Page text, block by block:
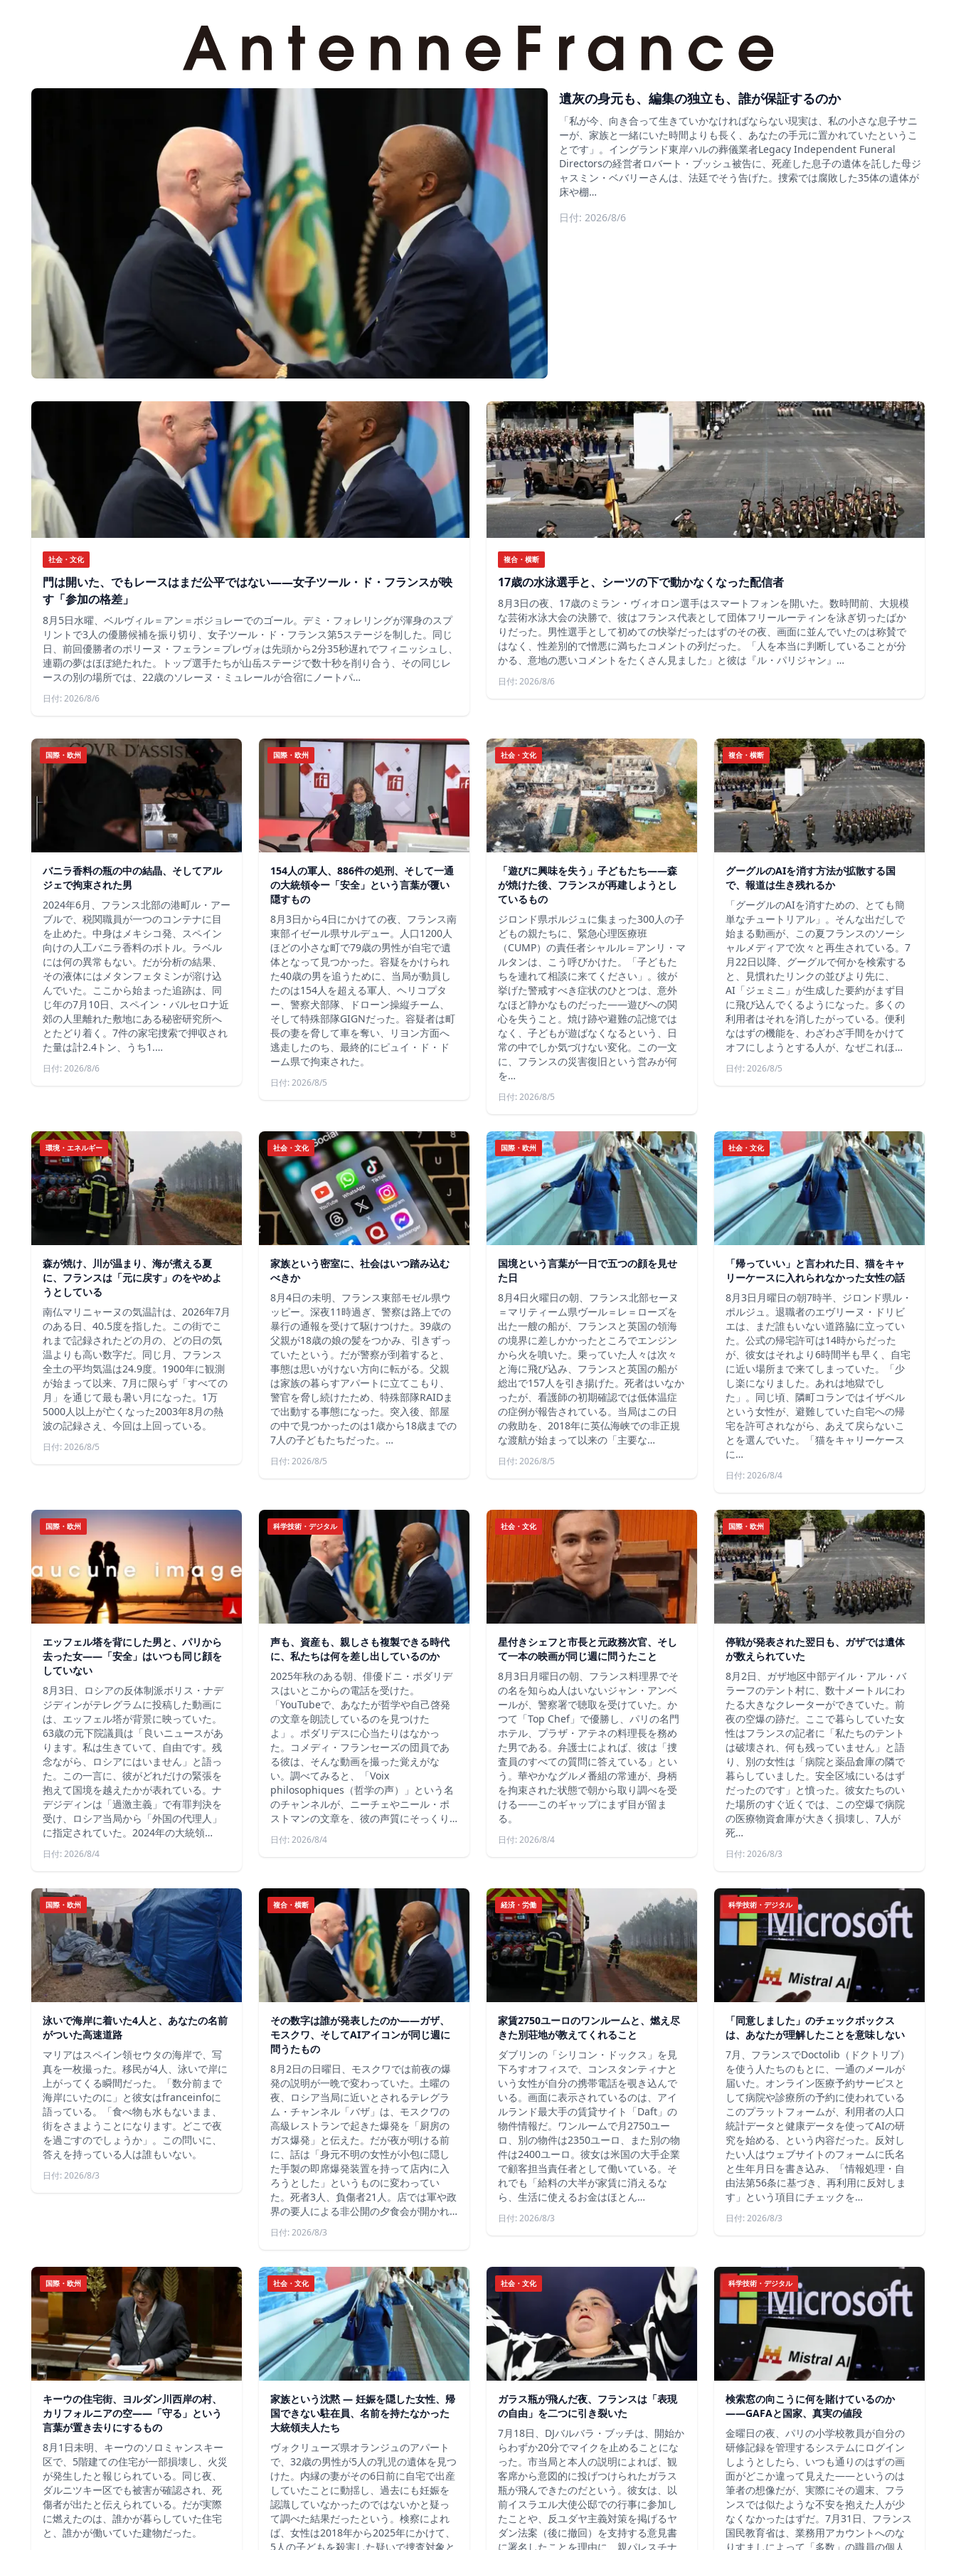
遺灰の身元も、編集の独立も、誰が保証するのか
「私が今、向き合って生きていかなければならない現実は、私の小さな息子サニ
ーが、家族と一緒にいた時間よりも長く、あなたの手元に置かれていたというこ
とです」。イングランド東岸ハルの葬儀業者Legacy Independent Funeral
Directorsの経営者ロバート・ブッシュ被告に、死産した息子の遺体を託した母ジ
ャスミン・ベバリーさんは、法廷でそう告げた。捜索では腐敗した35体の遺体が
床や棚…
日付: 2026/8/6
社会・文化
門は開いた、でもレースはまだ公平ではない――女子ツール・ド・フランスが映
す「参加の格差」
8月5日水曜、ベルヴィル＝アン＝ボジョレーでのゴール。デミ・フォレリングが渾身のスプ
リントで3人の優勝候補を振り切り、女子ツール・ド・フランス第5ステージを制した。同じ
日、前回優勝者のポリーヌ・フェラン＝プレヴォは先頭から2分35秒遅れでフィニッシュし、
連覇の夢はほぼ絶たれた。トップ選手たちが山岳ステージで数十秒を削り合う、その同じレ
ースの別の場所では、22歳のソレーヌ・ミュレールが合宿にノートパ…
日付: 2026/8/6
複合・横断
17歳の水泳選手と、シーツの下で動かなくなった配信者
8月3日の夜、17歳のミラン・ヴィオロン選手はスマートフォンを開いた。数時間前、大規模
な芸術水泳大会の決勝で、彼はフランス代表として団体フリールーティンを泳ぎ切ったばか
りだった。男性選手として初めての快挙だったはずのその夜、画面に並んでいたのは称賛で
はなく、性差別的で憎悪に満ちたコメントの列だった。「人を本当に判断していることが分
かる、意地の悪いコメントをたくさん見ました」と彼は『ル・パリジャン』…
日付: 2026/8/6
国際・欧州
バニラ香料の瓶の中の結晶、そしてアル
ジェで拘束された男
2024年6月、フランス北部の港町ル・アー
ブルで、税関職員が一つのコンテナに目
を止めた。中身はメキシコ発、スペイン
向けの人工バニラ香料のボトル。ラベル
には何の異常もない。だが分析の結果、
その液体にはメタンフェタミンが溶け込
んでいた。ここから始まった追跡は、同
じ年の7月10日、スペイン・バルセロナ近
郊の人里離れた敷地にある秘密研究所へ
とたどり着く。7件の家宅捜索で押収され
た量は計2.4トン、うち1.…
日付: 2026/8/6
国際・欧州
154人の軍人、886件の処刑、そして一通
の大統領令ー「安全」という言葉が覆い
隠すもの
8月3日から4日にかけての夜、フランス南
東部イゼール県サルデュー。人口1200人
ほどの小さな町で79歳の男性が自宅で遺
体となって見つかった。容疑をかけられ
た40歳の男を追うために、当局が動員し
たのは154人を超える軍人、ヘリコプタ
ー、警察犬部隊、ドローン操縦チーム、
そして特殊部隊GIGNだった。容疑者は町
長の妻を脅して車を奪い、リヨン方面へ
逃走したのち、最終的にピュイ・ド・ド
ーム県で拘束された。
日付: 2026/8/5
社会・文化
「遊びに興味を失う」子どもたち——森
が焼けた後、フランスが再建しようとし
ているもの
ジロンド県ポルジュに集まった300人の子
どもの親たちに、緊急心理医療班
（CUMP）の責任者シャルル＝アンリ・マ
ルタンは、こう呼びかけた。「子どもた
ちを連れて相談に来てください」。彼が
挙げた警戒すべき症状のひとつは、意外
なほど静かなものだった――遊びへの関
心を失うこと。焼け跡や避難の記憶では
なく、子どもが遊ばなくなるという、日
常の中でしか気づけない変化。この一文
に、フランスの災害復旧という営みが何
を…
日付: 2026/8/5
複合・横断
グーグルのAIを消す方法が拡散する国
で、報道は生き残れるか
「グーグルのAIを消すための、とても簡
単なチュートリアル」。そんな出だしで
始まる動画が、この夏フランスのソーシ
ャルメディアで次々と再生されている。7
月22日以降、グーグルで何かを検索する
と、見慣れたリンクの並びより先に、
AI「ジェミニ」が生成した要約がまず目
に飛び込んでくるようになった。多くの
利用者はそれを消したがっている。便利
なはずの機能を、わざわざ手間をかけて
オフにしようとする人が、なぜこれほ…
日付: 2026/8/5
環境・エネルギー
森が焼け、川が温まり、海が煮える夏
に、フランスは「元に戻す」のをやめよ
うとしている
南仏マリニャーヌの気温計は、2026年7月
のある日、40.5度を指した。この街でこ
れまで記録されたどの月の、どの日の気
温よりも高い数字だ。同じ月、フランス
全土の平均気温は24.9度。1900年に観測
が始まって以来、7月に限らず「すべての
月」を通じて最も暑い月になった。1万
5000人以上が亡くなった2003年8月の熱
波の記録さえ、今回は上回っている。
日付: 2026/8/5
社会・文化
家族という密室に、社会はいつ踏み込む
べきか
8月4日の未明、フランス東部モゼル県ウ
ッピー。深夜11時過ぎ、警察は路上での
暴行の通報を受けて駆けつけた。39歳の
父親が18歳の娘の髪をつかみ、引きずっ
ていたという。だが警察が到着すると、
事態は思いがけない方向に転がる。父親
は家族の暮らすアパートに立てこもり、
警官を脅し続けたため、特殊部隊RAIDま
で出動する事態になった。突入後、部屋
の中で見つかったのは1歳から18歳までの
7人の子どもたちだった。…
日付: 2026/8/5
国際・欧州
国境という言葉が一日で五つの顔を見せ
た日
8月4日火曜日の朝、フランス北部セーヌ
＝マリティーム県ヴール＝レ＝ローズを
出た一艘の船が、フランスと英国の領海
の境界に差しかかったところでエンジン
から火を噴いた。乗っていた人々は次々
と海に飛び込み、フランスと英国の船が
総出で157人を引き揚げた。死者はいなか
ったが、看護師の初期確認では低体温症
の症例が報告されている。当局はこの日
の救助を、2018年に英仏海峡での非正規
な渡航が始まって以来の「主要な…
日付: 2026/8/5
社会・文化
「帰っていい」と言われた日、猫をキャ
リーケースに入れられなかった女性の話
8月3日月曜日の朝7時半、ジロンド県ル・
ポルジュ。退職者のエヴリーヌ・ドリビ
エは、まだ誰もいない道路脇に立ってい
た。公式の帰宅許可は14時からだった
が、彼女はそれより6時間半も早く、自宅
に近い場所まで来てしまっていた。「少
し楽になりました。あれは地獄でし
た」。同じ頃、隣町コランではイザベル
という女性が、避難していた自宅への帰
宅を許可されながら、あえて戻らないこ
とを選んでいた。「猫をキャリーケース
に…
日付: 2026/8/4
国際・欧州
エッフェル塔を背にした男と、パリから
去った女——「安全」はいつも同じ顔を
していない
8月3日、ロシアの反体制派ボリス・ナデ
ジディンがテレグラムに投稿した動画に
は、エッフェル塔が背景に映っていた。
63歳の元下院議員は「良いニュースがあ
ります。私は生きていて、自由です。残
念ながら、ロシアにはいません」と語っ
た。この一言に、彼がどれだけの緊張を
抱えて国境を越えたかが表れている。ナ
デジディンは「過激主義」で有罪判決を
受け、ロシア当局から「外国の代理人」
に指定されていた。2024年の大統領…
日付: 2026/8/4
科学技術・デジタル
声も、資産も、親しさも複製できる時代
に、私たちは何を差し出しているのか
2025年秋のある朝、俳優ドニ・ポダリデ
スはいとこからの電話を受けた。
「YouTubeで、あなたが哲学や自己啓発
の文章を朗読しているのを見つけた
よ」。ポダリデスに心当たりはなかっ
た。コメディ・フランセーズの団員であ
る彼は、そんな動画を撮った覚えがな
い。調べてみると、「Voix
philosophiques（哲学の声）」という名
のチャンネルが、ニーチェやニール・ポ
ストマンの文章を、彼の声質にそっくり…
日付: 2026/8/4
社会・文化
星付きシェフと市長と元政務次官、そし
て一本の映画が同じ週に問うたこと
8月3日月曜日の朝、フランス料理界でそ
の名を知らぬ人はいないジャン・アンベ
ールが、警察署で聴取を受けていた。か
つて「Top Chef」で優勝し、パリの名門
ホテル、プラザ・アテネの料理長を務め
た男である。弁護士によれば、彼は「捜
査員のすべての質問に答えている」とい
う。華やかなグルメ番組の常連が、身柄
を拘束された状態で朝から取り調べを受
ける――このギャップにまず目が留ま
る。
日付: 2026/8/4
国際・欧州
停戦が発表された翌日も、ガザでは遺体
が数えられていた
8月2日、ガザ地区中部デイル・アル・バ
ラーフのテント村に、数十メートルにわ
たる大きなクレーターができていた。前
夜の空爆の跡だ。ここで暮らしていた女
性はフランスの記者に「私たちのテント
は破壊され、何も残っていません」と語
り、別の女性は「病院と薬品倉庫の隣で
暮らしていました。安全区域にいるはず
だったのです」と憤った。彼女たちのい
た場所のすぐ近くでは、この空爆で病院
の医療物資倉庫が大きく損壊し、7人が
死…
日付: 2026/8/3
国際・欧州
泳いで海岸に着いた4人と、あなたの名前
がついた高速道路
マリアはスペイン領セウタの海岸で、写
真を一枚撮った。移民が4人、泳いで岸に
上がってくる瞬間だった。「数分前まで
海岸にいたのに」と彼女はfranceinfoに
語っている。「食べ物も水もないまま、
街をさまようことになります。どこで夜
を過ごすのでしょうか」。この問いに、
答えを持っている人は誰もいない。
日付: 2026/8/3
複合・横断
その数字は誰が発表したのか——ガザ、
モスクワ、そしてAIアイコンが同じ週に
問うたもの
8月2日の日曜日、モスクワでは前夜の爆
発の説明が一晩で変わっていた。土曜の
夜、ロシア当局に近いとされるテレグラ
ム・チャンネル「バザ」は、モスクワの
高級レストランで起きた爆発を「厨房の
ガス爆発」と伝えた。だが夜が明ける前
に、話は「身元不明の女性が小包に隠し
た手製の即席爆発装置を持って店内に入
ろうとした」というものに変わってい
た。死者3人、負傷者21人。店では軍や政
界の要人による非公開の夕食会が開かれ…
日付: 2026/8/3
経済・労働
家賃2750ユーロのワンルームと、燃え尽
きた別荘地が教えてくれること
ダブリンの「シリコン・ドックス」を見
下ろすオフィスで、コンスタンティナと
いう女性が自分の携帯電話を覗き込んで
いる。画面に表示されているのは、アイ
ルランド最大手の賃貸サイト「Daft」の
物件情報だ。ワンルームで月2750ユー
ロ、別の物件は2350ユーロ、また別の物
件は2400ユーロ。彼女は米国の大手企業
で顧客担当責任者として働いている。そ
れでも「給料の大半が家賃に消えるな
ら、生活に使えるお金はほとん…
日付: 2026/8/3
科学技術・デジタル
「同意しました」のチェックボックス
は、あなたが理解したことを意味しない
7月、フランスでDoctolib（ドクトリブ）
を使う人たちのもとに、一通のメールが
届いた。オンライン医療予約サービスと
して病院や診療所の予約に使われている
このプラットフォームが、利用者の人口
統計データと健康データを使ってAIの研
究を始める、という内容だった。反対し
たい人はウェブサイトのフォームに氏名
と生年月日を書き込み、「情報処理・自
由法第56条に基づき、再利用に反対しま
す」という項目にチェックを…
日付: 2026/8/3
国際・欧州
キーウの住宅街、ヨルダン川西岸の村、
カリフォルニアの空——「守る」という
言葉が置き去りにするもの
8月1日未明、キーウのソロミャンスキー
区で、5階建ての住宅が一部損壊し、火災
が発生したと報じられている。同じ夜、
ダルニツキー区でも被害が確認され、死
傷者が出たと伝えられている。だが実際
に燃えたのは、誰かが暮らしていた住宅
と、誰かが働いていた建物だった。
社会・文化
家族という沈黙 ― 妊娠を隠した女性、帰
国できない駐在員、名前を持たなかった
大統領夫人たち
ヴォクリューズ県オランジュのアパート
で、32歳の男性が5人の乳児の遺体を見つ
けた。内縁の妻がその6日前に自宅で出産
していたことに動揺し、過去にも妊娠を
認識していなかったのではないかと疑っ
て調べた結果だったという。検察によれ
ば、女性は2018年から2025年にかけて、
5人の子どもを殺害した疑いで捜査対象と
社会・文化
ガラス瓶が飛んだ夜、フランスは「表現
の自由」を二つに引き裂いた
7月18日、DJバルバラ・ブッチは、開始か
らわずか20分でマイクを止めることにな
った。市当局と本人の説明によれば、観
客席から意図的に投げつけられたガラス
瓶が飛んできたのだという。彼女は、以
前イスラエル大使公邸での行事に参加し
たことや、反ユダヤ主義対策を掲げるヤ
ダン法案（後に撤回）を支持する意見書
に署名したことを理由に、親パレスチナ
科学技術・デジタル
検索窓の向こうに何を賭けているのか
——GAFAと国家、真実の値段
金曜日の夜、パリの小学校教員が自分の
研修記録を管理するシステムにログイン
しようとしたら、いつも通りのはずの画
面がどこか違って見えた——というのは
筆者の想像だが、実際にその週末、フラ
ンスでは似たような不安を抱えた人が少
なくなかったはずだ。7月31日、フランス
国民教育省は、業務用アカウントへのな
りすましによって「多数」の職員の個人